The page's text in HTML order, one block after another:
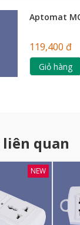
Aptomat
119,400 đ
Giỏ hàng
liên quan
NEW